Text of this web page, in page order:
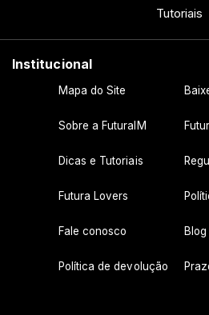
Tutoriais
Institucional
Mapa do Site
Sobre a FuturaIM
Dicas e Tutoriais
Futura Lovers
Fale conosco Blog
Política de devolução